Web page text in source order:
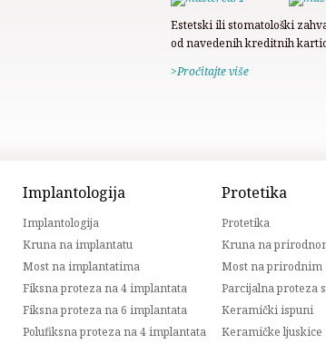
Estetski ili stomatološki
od navedenih kreditnih
>Pročitajte više
Implantologija
Implantologija
Kruna na implantatu
Most na implantatima
Fiksna proteza na 4 implantata
Fiksna proteza na 6 implantata
Polufiksna proteza na 4 implantata
Protetika
Protetika
Kruna na
Most na prirodnim
Parcijalna proteza
Keramički ispuni
Keramičke ljuskice